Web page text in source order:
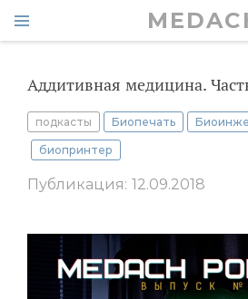
Аддитивная медицина.
подкасты Биопечать
биопринтер
Публикация: 12.09.2018